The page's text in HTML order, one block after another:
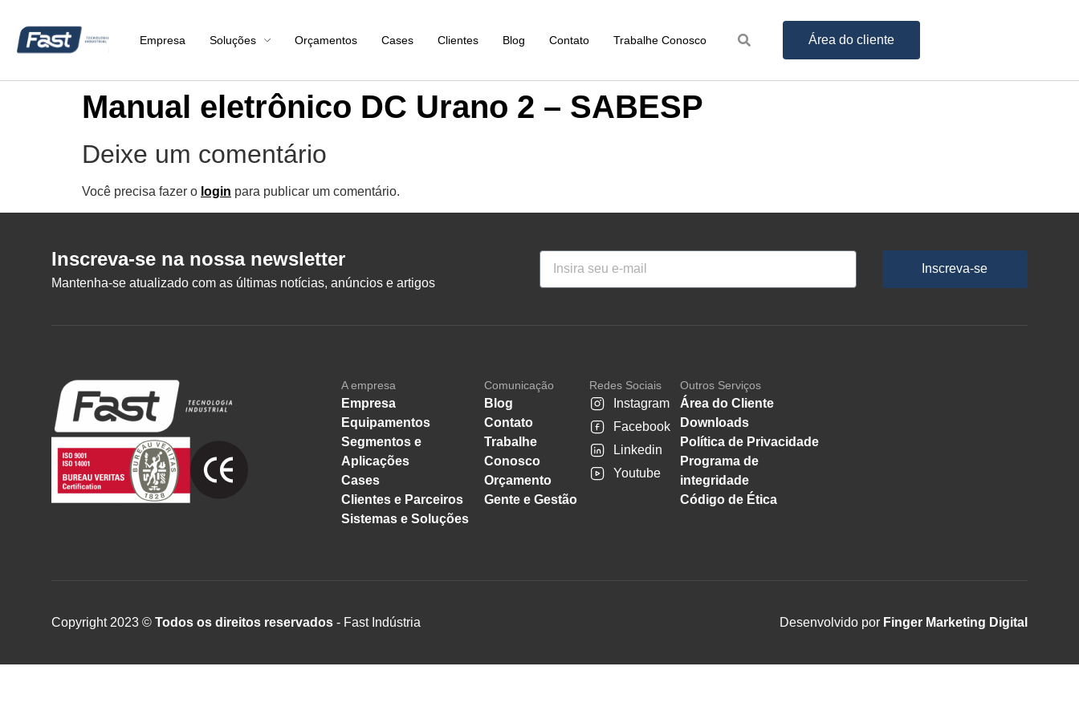
Empresa Soluções Orçamentos Cases Clientes Blog Contato Trabalhe Conosco Área do cliente
Manual eletrônico DC Urano 2 – SABESP
Deixe um comentário
Você precisa fazer o login para publicar um comentário.
Inscreva-se na nossa newsletter
Mantenha-se atualizado com as últimas notícias, anúncios e artigos
Inscreva-se
A empresa
Empresa
Equipamentos
Segmentos e
Aplicações
Cases
Clientes e Parceiros
Sistemas e Soluções
Comunicação
Blog
Contato
Trabalhe
Conosco
Orçamento
Gente e Gestão
Redes Sociais
Instagram
Facebook
Linkedin
Youtube
Outros Serviços
Área do Cliente
Downloads
Política de Privacidade
Programa de
integridade
Código de Ética
Copyright 2023 © Todos os direitos reservados - Fast Indústria Desenvolvido por Finger Marketing Digital